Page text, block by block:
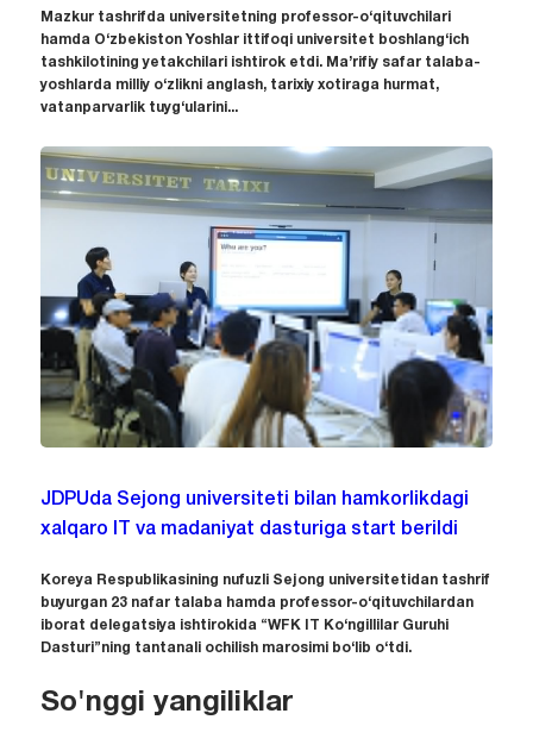
Mazkur tashrifda universitetning professor-o‘qituvchilari
hamda O‘zbekiston Yoshlar ittifoqi universitet boshlang‘ich
tashkilotining yetakchilari ishtirok etdi. Ma’rifiy safar talaba-
yoshlarda milliy o‘zlikni anglash, tarixiy xotiraga hurmat,
vatanparvarlik tuyg‘ularini...
JDPUda Sejong universiteti bilan hamkorlikdagi
xalqaro IT va madaniyat dasturiga start berildi
Koreya Respublikasining nufuzli Sejong universitetidan tashrif
buyurgan 23 nafar talaba hamda professor-o‘qituvchilardan
iborat delegatsiya ishtirokida “WFK IT Ko‘ngillilar Guruhi
Dasturi”ning tantanali ochilish marosimi bo‘lib o‘tdi.
So'nggi yangiliklar